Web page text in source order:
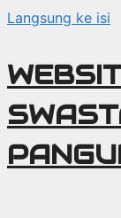
Langsung ke isi